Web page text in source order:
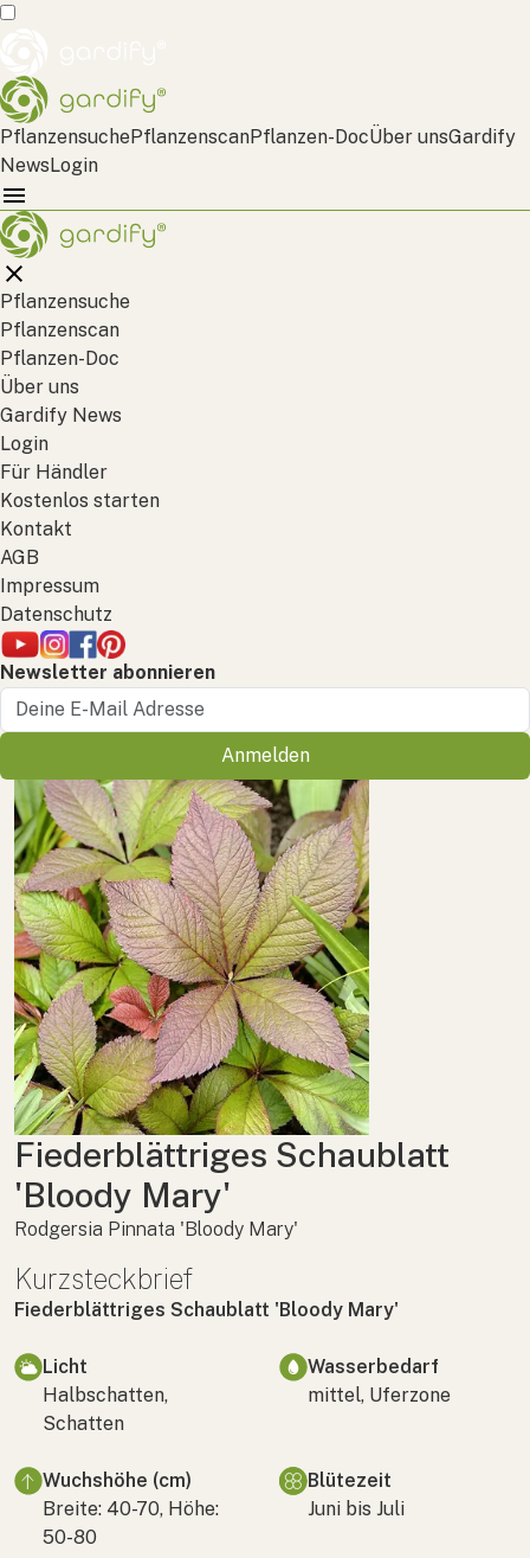
PflanzensuchePflanzenscanPflanzen-DocÜber unsGardify
NewsLogin
Pflanzensuche
Pflanzenscan
Pflanzen-Doc
Über uns
Gardify News
Login
Für Händler
Kostenlos starten
Kontakt
AGB
Impressum
Datenschutz
Newsletter abonnieren
Anmelden
Fiederblättriges Schaublatt
'Bloody Mary'
Rodgersia Pinnata 'Bloody Mary'
Kurzsteckbrief
Fiederblättriges Schaublatt 'Bloody Mary'
Licht
Halbschatten,
Schatten
Wasserbedarf
mittel, Uferzone
Wuchshöhe (cm)
Breite: 40-70, Höhe:
50-80
Blütezeit
Juni bis Juli